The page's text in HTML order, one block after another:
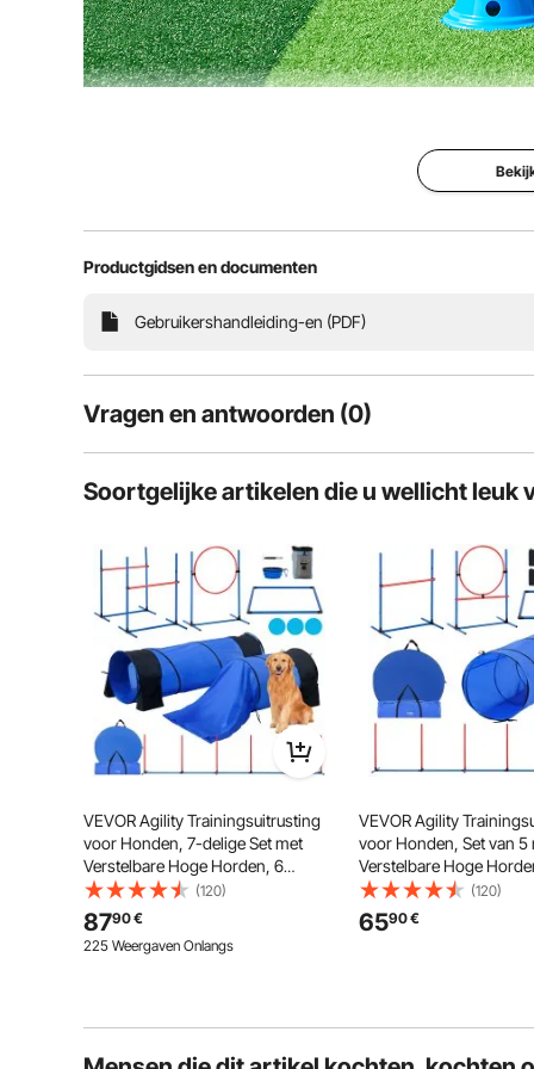
een verstevigde structuur zodat deze tijdens
van uw hond met
Inclusief 6 multifunctionele kegels en
gehoorzaamheid van uw hond
Productgidsen en documenten
Gebruikershandleiding-en (PDF)
Vragen en antwoorden (0)
Is het product duurzaam? ...
Stel de eerste vraag
Soortgelijke artikelen die u wellicht leuk
VEVOR Agility Trainingsuitrusting
voor Honden, 7-delige Set met
Verstelbare Hoge Horden, 6
Slalompalen, 2 Tunnels,
Springring, Snackbox, 3 Frisbees,
Fluitje, Opvouwbare Voerbak,
Puppy Hindernisbaanset met 3
(120)
8790€
225 Weergaven Onlangs
VEVOR Agility
voor Honden, Set van 5
Verstelbare Hoge
Slalompalen, Tunnel,
Verfrissende Doos,
Opvouwbare Kom, Puppy
(120)
6590€